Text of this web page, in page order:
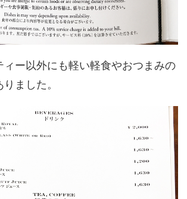
ィー以外にも軽い軽食やおつまみの
ました。